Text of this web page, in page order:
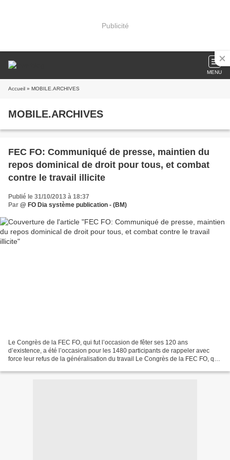
Publicité
MENU
Accueil » MOBILE.ARCHIVES
MOBILE.ARCHIVES
FEC FO: Communiqué de presse, maintien du
repos dominical de droit pour tous, et combat
contre le travail illicite
Publié le 31/10/2013 à 18:37
Par @ FO Dia système publication - (BM)
Le Congrès de la FEC FO, qui fut l’occasion de fêter ses 120 ans
d’existence, a été l’occasion pour les 1480 participants de rappeler avec
force leur refus de la généralisation du travail Le Congrès de la FEC FO, qui